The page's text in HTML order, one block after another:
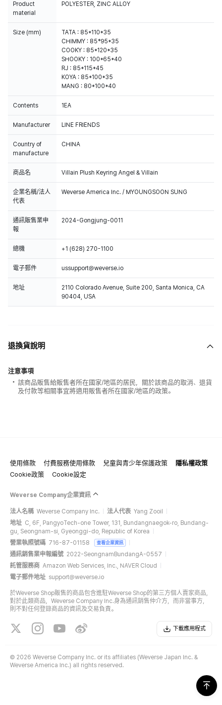
Product
material
POLYESTER, ZINC ALLOY
Size (mm)
TATA : 85*110*35
CHIMMY : 85*95*35
COOKY : 85*120*35
SHOOKY : 100*65*40
RJ : 85*115*45
KOYA : 85*100*35
MANG : 80*100*40
Contents 1EA
Manufacturer LINE FRIENDS
Country of
manufacture
CHINA
商品名 Villain Plush Keyring Angel & Villain
企業名稱/法人
代表
Weverse America Inc. / MYOUNGSOON SUNG
通訊販售業申
報
2024-Gongjung-0011
總機 +1 (628) 270-1100
電子郵件 ussupport@weverse.io
地址
2110 Colorado Avenue, Suite 200, Santa Monica, CA
90404, USA
退換貨說明
注意事項
該商品販售給販售者所在國家/地區的居民，關於該商品的取消、退貨
及付款等相關事宜將適用販售者所在國家/地區的政策。
使用條款 付費服務使用條款 兒童與青少年保護政策
隱私權政策
Cookie政策
Cookie設定
Weverse Company企業資訊
法人名稱 Weverse Company Inc. 法人代表 Yang Zooil
地址 C, 6F, PangyoTech-one Tower, 131, Bundangnaegok-ro, Bundang-
gu, Seongnam-si, Gyeonggi-do, Republic of Korea
營業執照號碼 716-87-01158 查看企業資訊
通訊銷售業申報編號 2022-SeongnamBundangA-0557
託管服務商 Amazon Web Services, Inc., NAVER Cloud
電子郵件地址 support@weverse.io
於Weverse Shop販售的商品包含進駐Weverse Shop的第三方個人賣家商品，
對於此類商品，Weverse Company Inc.身為通訊銷售仲介方，而非當事方，
則不對任何登錄商品的資訊及交易負責。
下載應用程式
© 2026 Weverse Company Inc. or its affiliates (Weverse Japan Inc. &
Weverse America Inc.) all rights reserved.